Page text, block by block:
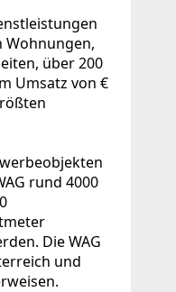
Wohnungen,
über 200
Umsatz von €
rund 4000
Die WAG
und